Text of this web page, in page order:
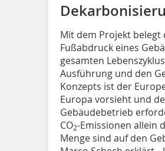
Mit dem Projekt belegt
Fußabdruck eines
gesamten
Ausführung und den
Konzepts ist der
Europa vorsieht und
Gebäudebetrieb
CO2-Emissionen allein
Menge sind auf den